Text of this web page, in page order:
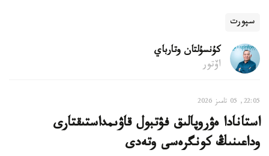
سپورت
كۇنسۇلتان وتارباي
اۆتور
22:05, 05 تامىز 2026
استانادا ەۋروپالىق فۋتبول قاۋىمداستىقتارى
وداعىنىڭ كونگرەسى وتەدى